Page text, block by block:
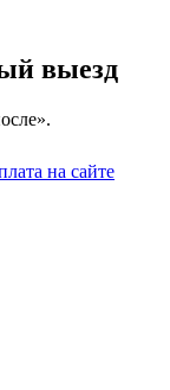
выезд
на сайте